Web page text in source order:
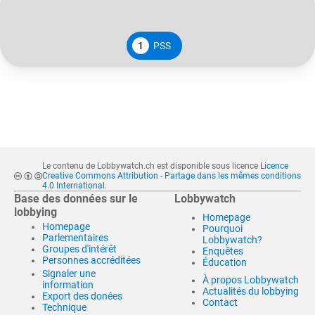
1 PSS
Le contenu de Lobbywatch.ch est disponible sous licence Licence
Creative Commons Attribution - Partage dans les mêmes conditions
4.0 International .
Base des données sur le
lobbying
Homepage
Parlementaires
Groupes d'intérêt
Personnes accréditées
Signaler une
information
Export des donées
Technique
Lobbywatch
Homepage
Pourquoi
Lobbywatch?
Enquêtes
Éducation
À propos Lobbywatch
Actualités du lobbying
Contact